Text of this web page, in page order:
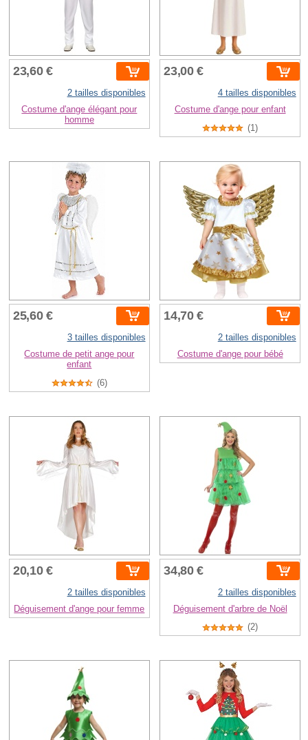
23,60 €
2 tailles disponibles
Costume d'ange élégant pour
homme
23,00 €
4 tailles disponibles
Costume d'ange pour enfant
(1)
25,60 €
3 tailles disponibles
Costume de petit ange pour
enfant
(6)
14,70 €
2 tailles disponibles
Costume d'ange pour bébé
20,10 €
2 tailles disponibles
Déguisement d'ange pour femme
34,80 €
2 tailles disponibles
Déguisement d'arbre de Noël
(2)